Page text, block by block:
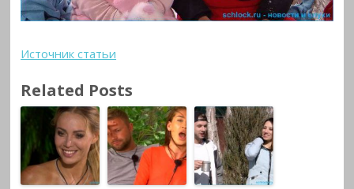
Источник статьи
Related Posts